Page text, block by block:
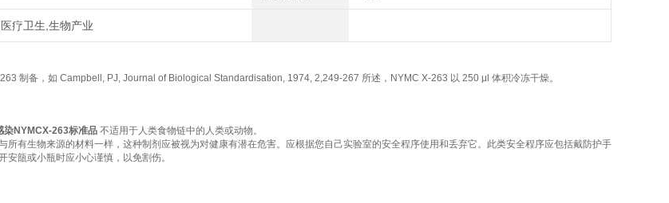
医疗卫生,生物产业
制备，如 Campbell, PJ, Journal of Biological Standardisation, 1974, 2,249-267 所述，NYMC X-263 以 250 μl 体积冷冻干燥。
染NYMCX-263标准品 不适用于人类食物链中的人类或动物。
所有生物来源的材料一样，这种制剂应被视为对健康有潜在危害。应根据您自己实验室的安全程序使用和丢弃它。此类安全程序应包括戴防护手
安瓿或小瓶时应小心谨慎，以免割伤。